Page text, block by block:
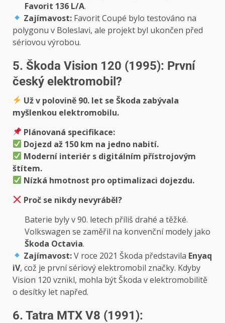
Favorit 136 L/A.
Zajímavost: Favorit Coupé bylo testováno na
polygonu v Boleslavi, ale projekt byl ukončen před
sériovou výrobou.
5. Škoda Vision 120 (1995): První
český elektromobil?
Už v polovině 90. let se Škoda zabývala
myšlenkou elektromobilu.
Plánovaná specifikace:
Dojezd až 150 km na jedno nabití.
Moderní interiér s digitálním přístrojovým
štítem.
Nízká hmotnost pro optimalizaci dojezdu.
Proč se nikdy nevyráběl?
Baterie byly v 90. letech příliš drahé a těžké.
Volkswagen se zaměřil na konvenční modely jako
Škoda Octavia.
Zajímavost:V roce 2021 Škoda představila Enyaq
iV, což je první sériový elektromobil značky. Kdyby
Vision 120 vznikl, mohla být Škoda v elektromobilitě
o desítky let napřed.
6. Tatra MTX V8 (1991):